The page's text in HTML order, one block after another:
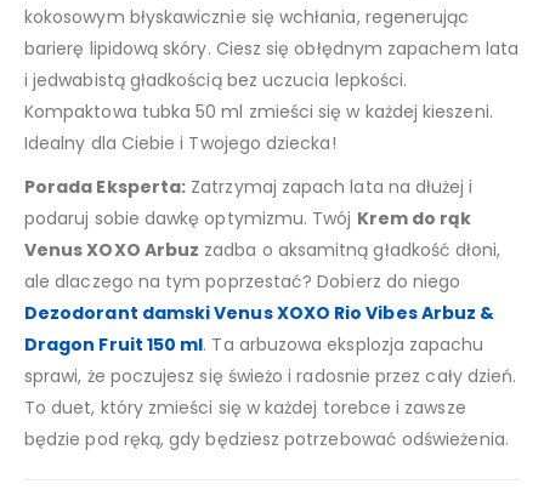
kokosowym błyskawicznie się wchłania, regenerując
barierę lipidową skóry. Ciesz się obłędnym zapachem lata
i jedwabistą gładkością bez uczucia lepkości.
Kompaktowa tubka 50 ml zmieści się w każdej kieszeni.
Idealny dla Ciebie i Twojego dziecka!
Porada Eksperta: Zatrzymaj zapach lata na dłużej i
podaruj sobie dawkę optymizmu. Twój Krem do rąk
Venus XOXO Arbuz zadba o aksamitną gładkość dłoni,
ale dlaczego na tym poprzestać? Dobierz do niego
Dezodorant damski Venus XOXO Rio Vibes Arbuz &
Dragon Fruit 150 ml. Ta arbuzowa eksplozja zapachu
sprawi, że poczujesz się świeżo i radosnie przez cały dzień.
To duet, który zmieści się w każdej torebce i zawsze
będzie pod ręką, gdy będziesz potrzebować odświeżenia.